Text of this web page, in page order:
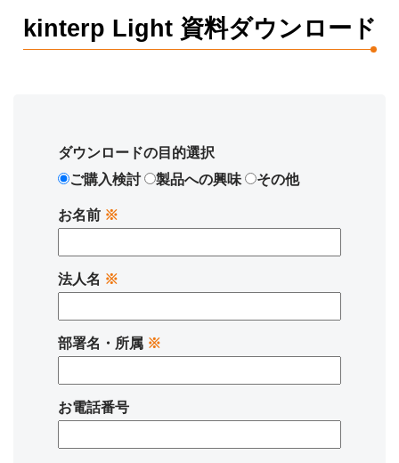
kinterp Light 資料ダウンロード
ダウンロードの目的選択
ご購入検討
製品への興味 その他
お名前 ※
法人名 ※
部署名・所属 ※
お電話番号